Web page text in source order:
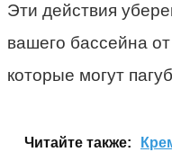
Эти действия
вашего бассейна
которые могут
Читайте также: